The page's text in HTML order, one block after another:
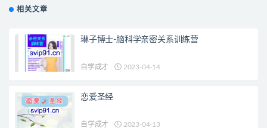
相关文章
琳子博士-脑科学亲密关系训练营
自学成才 2023-04-14
恋爱圣经
自学成才 2023-04-13